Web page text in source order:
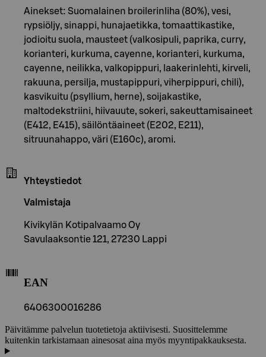
Ainekset: Suomalainen broilerinliha (80%), vesi,
rypsiöljy, sinappi, hunajaetikka, tomaattikastike,
jodioitu suola, mausteet (valkosipuli, paprika, curry,
korianteri, kurkuma, cayenne, korianteri, kurkuma,
cayenne, neilikka, valkopippuri, laakerinlehti, kirveli,
rakuuna, persilja, mustapippuri, viherpippuri, chili),
kasvikuitu (psyllium, herne), soijakastike,
maltodekstriini, hiivauute, sokeri, sakeuttamisaineet
(E412, E415), säilöntäaineet (E202, E211),
sitruunahappo, väri (E160c), aromi.
Yhteystiedot
Valmistaja
Kivikylän Kotipalvaamo Oy
Savulaaksontie 121, 27230 Lappi
EAN
6406300016286
Päivitämme palvelun tuotetietoja aktiivisesti. Suosittelemme
kuitenkin tarkistamaan ainesosat aina myös myyntipakkauksesta.